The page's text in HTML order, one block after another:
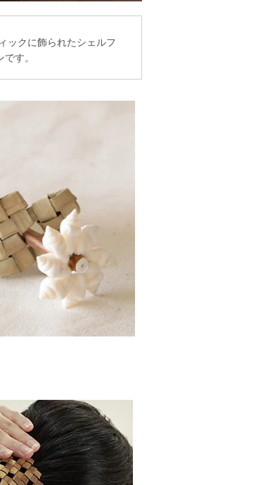
ックに飾られたシェルフ
す。